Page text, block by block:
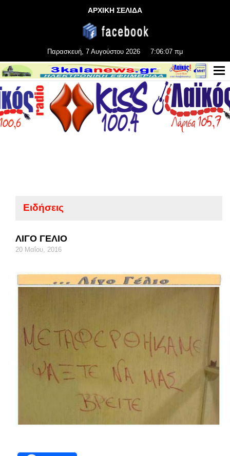
ΑΡΧΙΚΗ ΣΕΛΙΔΑ
Παρασκευή, 7 Αυγούστου 2026 7:06:08 πμ
Ειδήσεις
ΛΙΓΟ ΓΕΛΙΟ
20 Μαΐου, 2016